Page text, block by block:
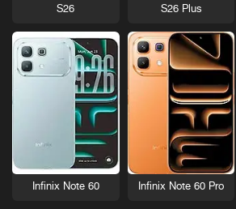
S26 Plus
S26
Infinix Note 60 Pro
Infinix Note 60